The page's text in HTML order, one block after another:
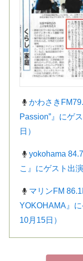
かわさき
Passion”』にゲ
日）
yokohama
こ』にゲスト出
マリンFM
YOKOHAMA』
10月15日）